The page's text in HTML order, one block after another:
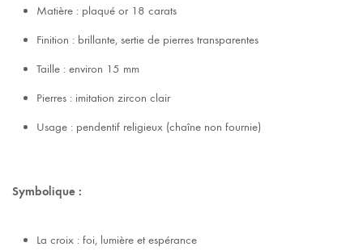
Matière : plaqué or 18 carats
Finition : brillante, sertie de pierres transparentes
Taille : environ 15 mm
Pierres : imitation zircon clair
Usage : pendentif religieux (chaîne non fournie)
Symbolique :
La croix : foi, lumière et espérance